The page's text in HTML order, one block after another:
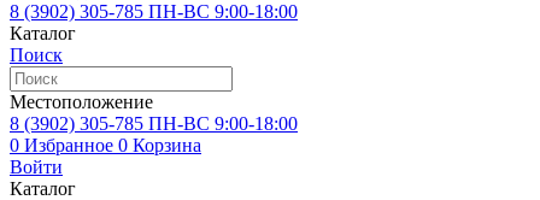
8 (3902) 305-785 ПН-ВС 9:00-18:00
Каталог
Поиск
Местоположение
8 (3902) 305-785 ПН-ВС 9:00-18:00
0 Избранное 0 Корзина
Войти
Каталог